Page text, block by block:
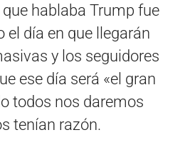
hablaba Trump fue
el día en que llegarán
y los seguidores
ese día será «el gran
todos nos daremos
tenían razón.